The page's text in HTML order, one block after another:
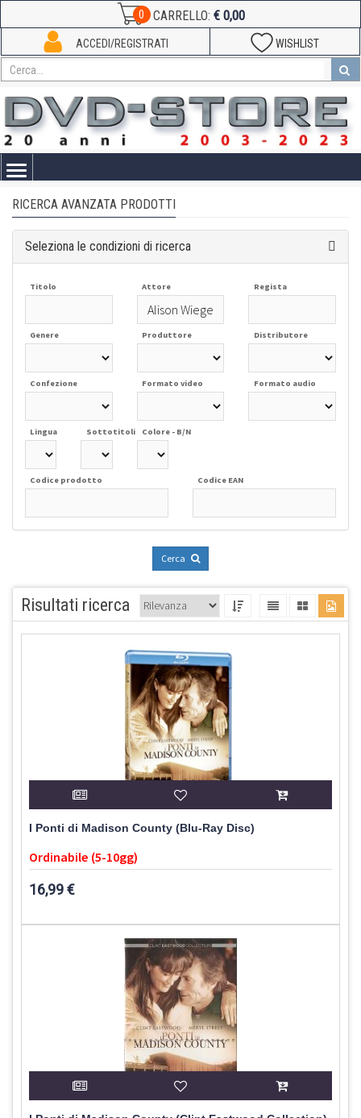
0 CARRELLO: € 0,00
WISHLIST
ACCEDI/REGISTRATI
Toggle
RICERCA AVANZATA PRODOTTI
Seleziona le condizioni di ricerca
Titolo Attore Regista
Genere Produttore Distributore
Confezione Formato video Formato audio
Lingua Sottotitoli Colore - B/N
Codice prodotto Codice EAN
Cerca
Risultati ricerca
I Ponti di Madison County (Blu-Ray Disc)
Ordinabile (5-10gg)
16,99 €